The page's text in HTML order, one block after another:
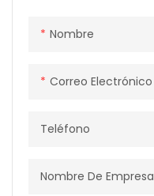
Nombre
Correo Electrónico
Teléfono
Nombre De Empresa